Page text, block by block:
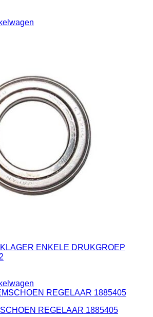
ENKELE DRUKGROEP
REGELAAR 1885405